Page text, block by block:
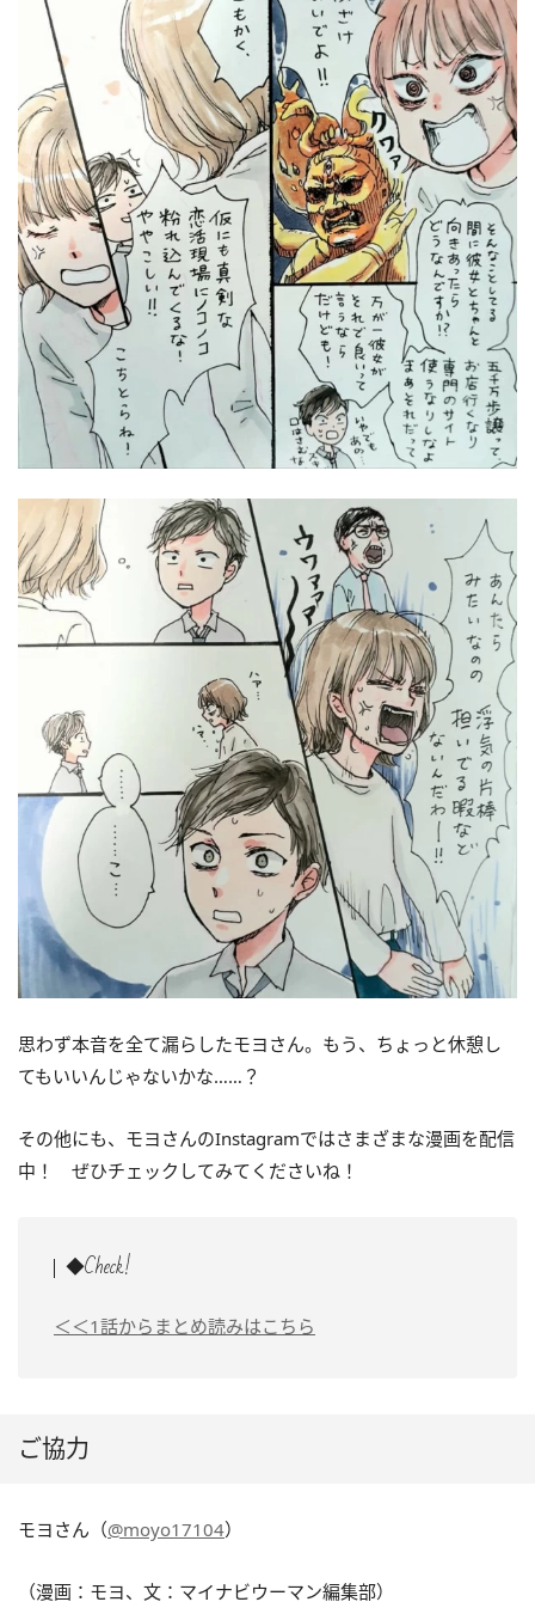
思わず本音を全て漏らしたモヨさん。もう、ちょっと休憩し
てもいいんじゃないかな……？
その他にも、モヨさんのInstagramではさまざまな漫画を配信
中！ ぜひチェックしてみてくださいね！
◆Check!
＜＜1話からまとめ読みはこちら
ご協力
モヨさん（@moyo17104）
（漫画：モヨ、文：マイナビウーマン編集部）